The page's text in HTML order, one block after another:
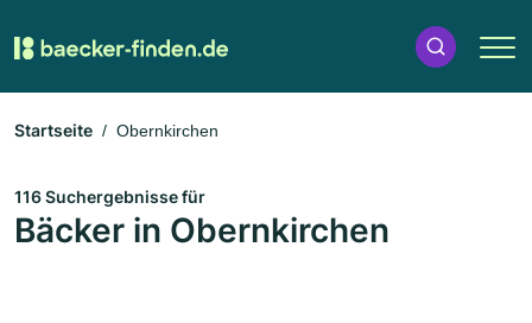
Startseite Obernkirchen
116 Suchergebnisse für
Bäcker in Obernkirchen